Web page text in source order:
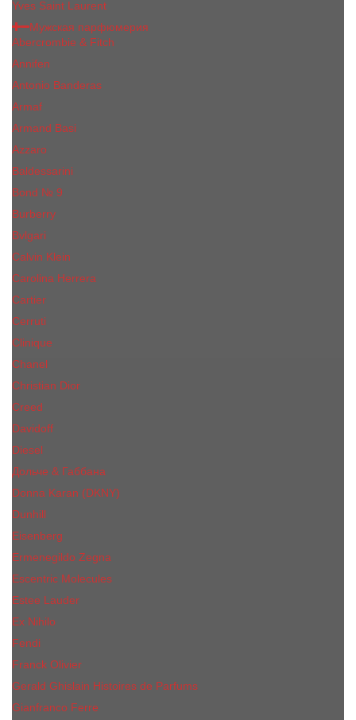
Yves Saint Laurent
Мужская парфюмерия
Abercrombie & Fitch
Annifen
Antonio Banderas
Armaf
Armand Basi
Azzaro
Baldessarini
Bond № 9
Burberry
Bvlgari
Calvin Klein
Carolina Herrera
Cartier
Cerruti
Сliniquе
Chanel
Christian Dior
Creed
Davidoff
Diesel
Дольче & Габбана
Donna Karan (DKNY)
Dunhill
Eisenberg
Ermenegildo Zegna
Escentric Molecules
Еsteе Lаudеr
Ex Nihilo
Fendi
Franck Olivier
Gerald Ghislain Histoires de Parfums
Gianfranco Ferre